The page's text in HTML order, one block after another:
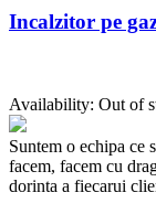
Incalzitor pe
Availability: Out of
Suntem o echipa ce
facem, facem cu
dorinta a fiecarui